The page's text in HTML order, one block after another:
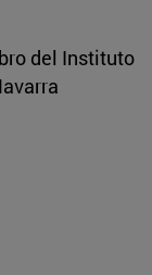
del Instituto